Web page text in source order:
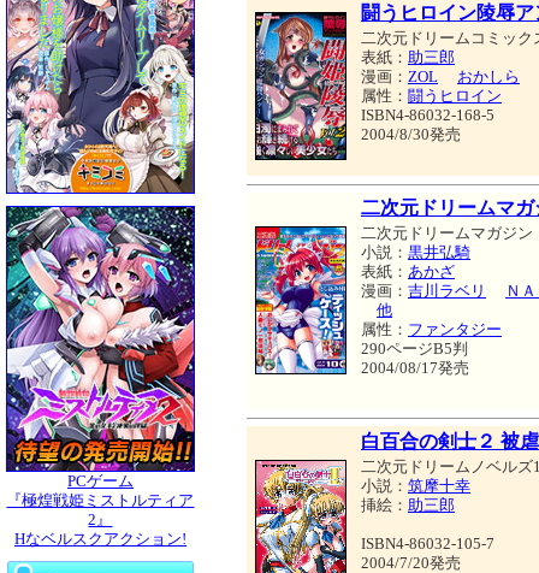
PCゲーム
『極煌戦姫ミストルティア
2』
Hなベルスクアクション!
闘うヒロイン陵辱
二次元ドリームコミック
表紙： 助三郎
漫画： ZOL
おかしら
属性： 闘うヒロイン
ISBN4-86032-168-5
2004/8/30発売
二次元ドリームマガ
二次元ドリームマガジン
小説： 黒井弘騎
表紙： あかざ
漫画： 吉川ラベリ
Ｎ
他
属性： ファンタジー
290ページB5判
2004/08/17発売
白百合の剣士２ 被
二次元ドリームノベルズ
小説： 筑摩十幸
挿絵： 助三郎
ISBN4-86032-105-7
2004/7/20発売